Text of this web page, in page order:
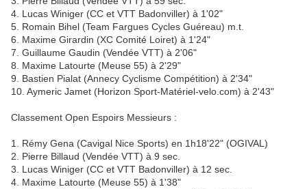
4. Lucas Winiger (CC et VTT Badonviller) à 1'02"
5. Romain Bihel (Team Fargues Cycles Guéreau) m.t.
6. Maxime Girardin (XC Comité Loiret) à 1'24"
7. Guillaume Gaudin (Vendée VTT) à 2'06"
8. Maxime Latourte (Meuse 55) à 2'29"
9. Bastien Pialat (Annecy Cyclisme Compétition) à 2'34"
10. Aymeric Jamet (Horizon Sport-Matériel-velo.com) à 2'43"
Classement Open Espoirs Messieurs :
1. Rémy Gena (Cavigal Nice Sports) en 1h18'22" (OGIVAL)
2. Pierre Billaud (Vendée VTT) à 9 sec.
3. Lucas Winiger (CC et VTT Badonviller) à 12 sec.
4. Maxime Latourte (Meuse 55) à 1'38"